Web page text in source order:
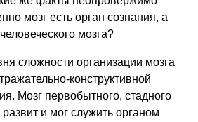
мозг есть орган сознания, а
мозга?
сложности организации мозга
конструктивной
Мозг первобытного, стадного
и мог служить органом